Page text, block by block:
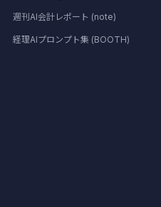
週刊AI会計レポート (note)
経理AIプロンプト集 (BOOTH)